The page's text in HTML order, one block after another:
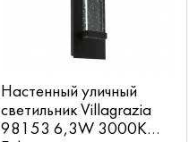
Настенный уличный
светильник Villagrazia
98153 6,3W 3000K